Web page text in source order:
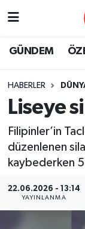
GÜNDEM
HABERLER
Liseye
Filipinler’in
düzenlenen
kaybederken
22.06.2026 - 13:14
YAYINLANMA
ÖZEL
YEREL
EKONOMİ
KÜLTÜR -
SPOR
Nöbetçi
Trafik
Süper Lig
Tüm
Son